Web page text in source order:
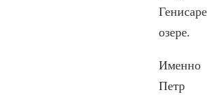
озере.
Именно
Петр